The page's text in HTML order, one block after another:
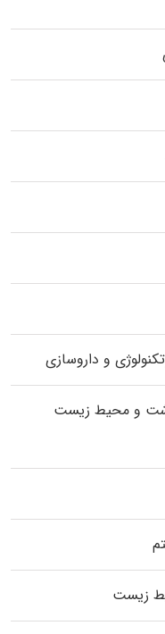
و داروسازی
و محیط زیست
زیست